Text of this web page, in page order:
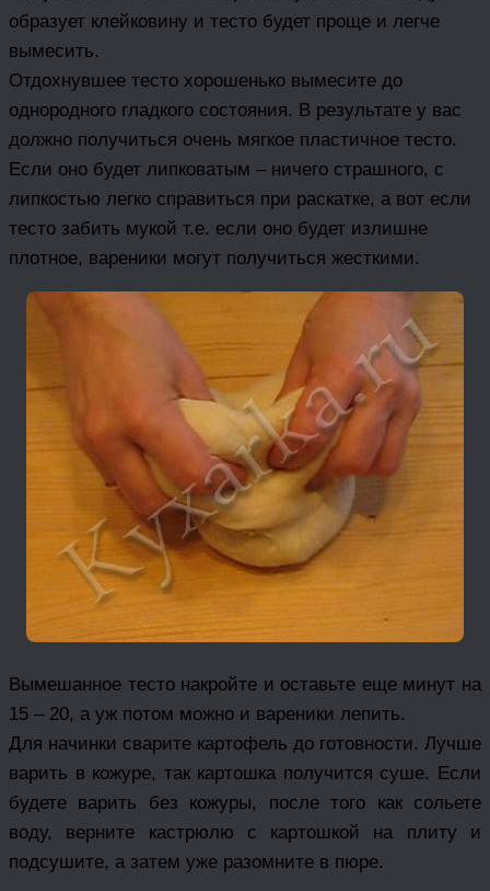
образует клейковину и тесто будет проще и легче
вымесить.
Отдохнувшее тесто хорошенько вымесите до
однородного гладкого состояния. В результате у вас
должно получиться очень мягкое пластичное тесто.
Если оно будет липковатым – ничего страшного, с
липкостью легко справиться при раскатке, а вот если
тесто забить мукой т.е. если оно будет излишне
плотное, вареники могут получиться жесткими.
Вымешанное тесто накройте и оставьте еще минут на
15 – 20, а уж потом можно и вареники лепить.
Для начинки сварите картофель до готовности. Лучше
варить в кожуре, так картошка получится суше. Если
будете варить без кожуры, после того как сольете
воду, верните кастрюлю с картошкой на плиту и
подсушите, а затем уже разомните в пюре.